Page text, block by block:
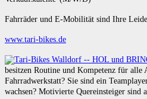
Fahrräder und E-Mobilität sind Ihre
www.tari-bikes.de
besitzen Routine und Kompetenz für alle
Fahrradwerkstatt? Sie sind ein
wachsen? Motivierte Quereinsteiger sind